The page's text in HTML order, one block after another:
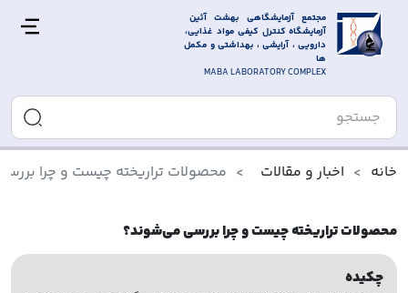
مجتمع آزمایشگاهی بهشت آئین
آزمایشگاه کنترل کیفی مواد غذایی،
دارویی ، آرایشی ، بهداشتی و مکمل
ها
MABA LABORATORY COMPLEX
خانه اخبار و مقالات محصولات تراریخته چیست و چرا
محصولات تراریخته چیست و چرا بررسی می‌شوند؟
چکیده